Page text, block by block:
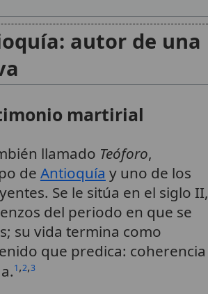
autor de una
martirial
llamado Teóforo,
de Antioquía y uno de los
Se le sitúa en el siglo II,
del periodo en que se
su vida termina como
que predica: coherencia
1,2,3